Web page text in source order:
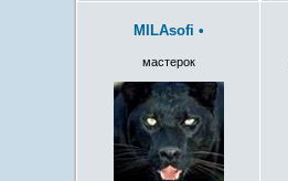
MILAsofi •
мастерок